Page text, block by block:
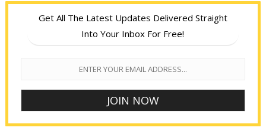
Get All The Latest Updates Delivered Straight
Into Your Inbox For Free!